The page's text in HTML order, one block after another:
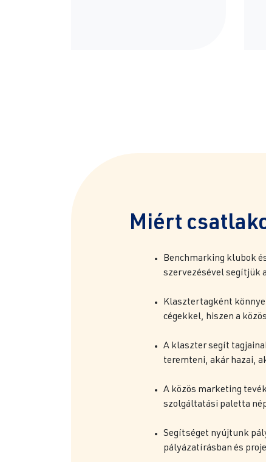
Miért
Benchmarking klubok
szervezésével segítjük
Klasztertagként
cégekkel, hiszen a
A klaszter segít
teremteni, akár hazai,
A közös marketing
szolgáltatási paletta
Segítséget nyújtunk
pályázatírásban és